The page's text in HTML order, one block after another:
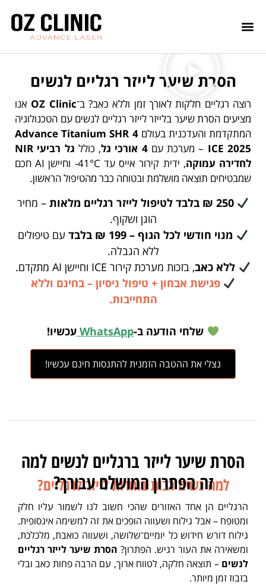
הסרת שיער לייזר רגליים לנשים
רוצה רגליים חלקות לאורך זמן וללא כאב? ב־OZ Clinic אנו
מציעים הסרת שיער בלייזר לייזר רגליים לנשים עם הטכנולוגיה
המתקדמת והעדכנית בעולםAdvance Titanium SHR 4
ICE 2025 – מערכת עם4 אורכי גל , כולל
גל רביעי NIR
לחדירה עמוקה
, ידית קירור אייס עד ‎-41°C וחיישן AI חכם
שמבטיחים תוצאה מושלמת ובטוחה כבר מהטיפול הראשון.
250 ₪ בלבד לטיפול לייזר רגליים מלאות
– מחיר
הוגן ושקוף.
מנוי חודשי לכל הגוף – 199 ₪ בלבד
עם טיפולים
ללא הגבלה.
ללא כאב, בזכות מערכת קירור ICE וחיישן AI מתקדם.
פגישת אבחון + טיפול ניסיון – בחינם וללא
התחייבות.
שלחי הודעה ב-WhatsApp עכשיו!
נצלי את ההטבה הזמנית להתנסות חינם עכשיו!
למה נשים רבות בוחרות לייזר לרגליים?
הרגליים הן אחד האזורים שהכי חשוב לנו לשמור עליו חלק
ומטופח – אבל גילוח ושעווה הופכים את זה למשימה אינסופית.
גילוח דורש חידוש כל יומיים־שלושה, ושעווה כואבת, מלכלכת,
ומשאירה את העור רגיש. הפתרון? הסרת שיער לייזר רגליים
לנשים – תוצאה חלקה, לטווח ארוך, עם הרבה פחות כאב ובלי
בזבוז זמן מיותר.
הסרת שיער לייזר ברגליים לנשים למה
זה הפתרון המושלם עבורך?